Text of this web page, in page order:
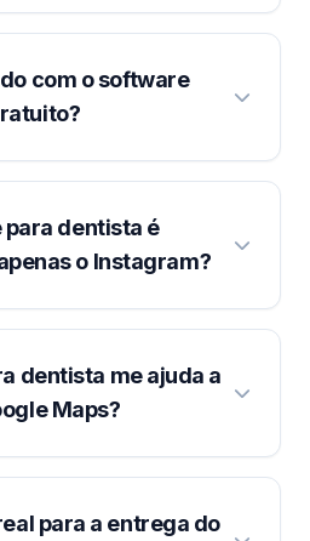
com o software
para dentista é
o Instagram?
dentista me ajuda a
Maps?
para a entrega do